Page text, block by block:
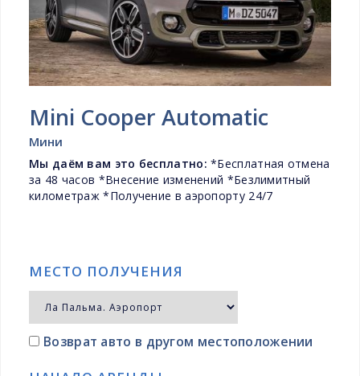
Mini Cooper Automatic
Мини
Мы даём вам это бесплатно: *Бесплатная отмена
за 48 часов *Внесение изменений *Безлимитный
километраж *Получение в аэропорту 24/7
МЕСТО ПОЛУЧЕНИЯ
Возврат авто в другом местоположении